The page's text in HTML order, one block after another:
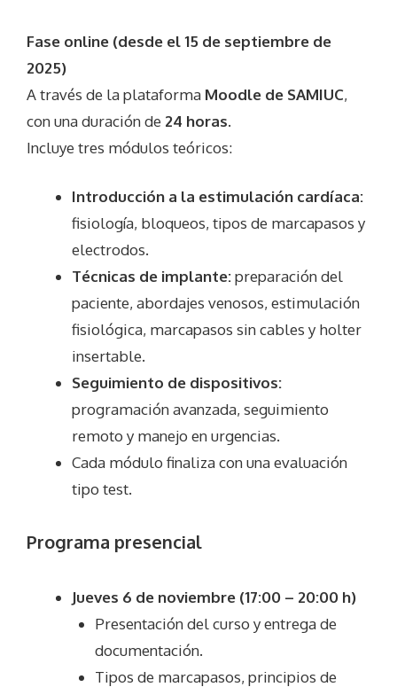
Fase online (desde el 15 de septiembre de
2025)
A través de la plataforma Moodle de SAMIUC,
con una duración de 24 horas.
Incluye tres módulos teóricos:
Introducción a la estimulación cardíaca:
fisiología, bloqueos, tipos de marcapasos y
electrodos.
Técnicas de implante:preparación del
paciente, abordajes venosos, estimulación
fisiológica, marcapasos sin cables y holter
insertable.
Seguimiento de dispositivos:
programación avanzada, seguimiento
remoto y manejo en urgencias.
Cada módulo finaliza con una evaluación
tipo test.
Programa presencial
Jueves 6 de noviembre (17:00 – 20:00 h)
Presentación del curso y entrega de
documentación.
Tipos de marcapasos, principios de